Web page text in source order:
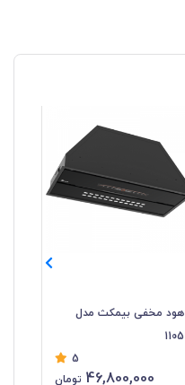
هود مخفی بیمکث مدل
1105
5
46,800,000 تومان